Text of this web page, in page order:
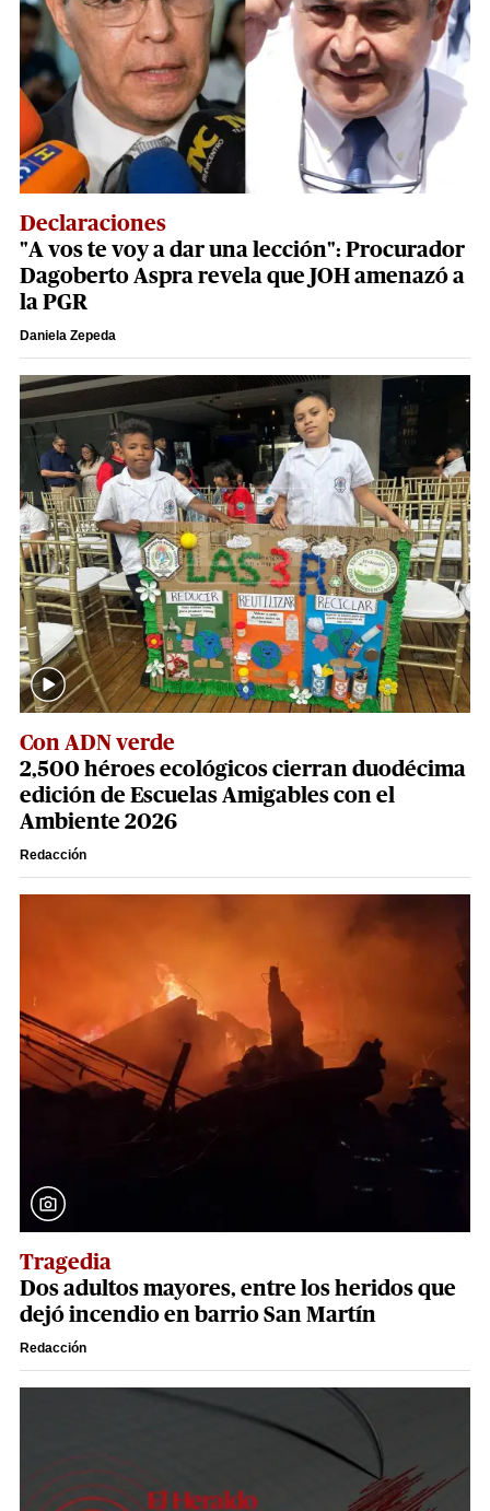
Declaraciones
"A vos te voy a dar una lección": Procurador
Dagoberto Aspra revela que JOH amenazó a
la PGR
Daniela Zepeda
Con ADN verde
2,500 héroes ecológicos cierran duodécima
edición de Escuelas Amigables con el
Ambiente 2026
Redacción
Tragedia
Dos adultos mayores, entre los heridos que
dejó incendio en barrio San Martín
Redacción